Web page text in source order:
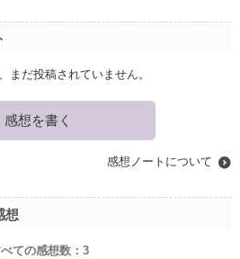
まだ投稿されていません。
感想を書く
感想ノートについて
想
ての感想数： 3